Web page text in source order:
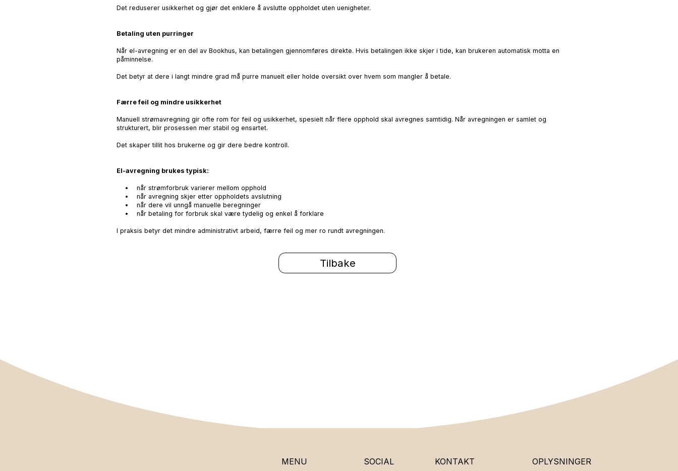
Det reduserer usikkerhet og gjør det enklere å avslutte oppholdet uten uenigheter.
Betaling uten purringer
Når el-avregning er en del av Bookhus, kan betalingen gjennomføres direkte. Hvis betalingen ikke skjer i tide, kan brukeren automatisk motta en
påminnelse.
Det betyr at dere i langt mindre grad må purre manuelt eller holde oversikt over hvem som mangler å betale.
Færre feil og mindre usikkerhet
Manuell strømavregning gir ofte rom for feil og usikkerhet, spesielt når flere opphold skal avregnes samtidig. Når avregningen er samlet og
strukturert, blir prosessen mer stabil og ensartet.
Det skaper tillit hos brukerne og gir dere bedre kontroll.
El-avregning brukes typisk:
• når strømforbruk varierer mellom opphold
• når avregning skjer etter oppholdets avslutning
• når dere vil unngå manuelle beregninger
• når betaling for forbruk skal være tydelig og enkel å forklare
I praksis betyr det mindre administrativt arbeid, færre feil og mer ro rundt avregningen.
Tilbake
MENU SOCIAL KONTAKT OPLYSNINGER